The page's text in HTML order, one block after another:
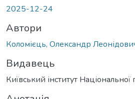
2025-12-24
Автори
Коломієць, Олександр
Видавець
Київський інститут Національної